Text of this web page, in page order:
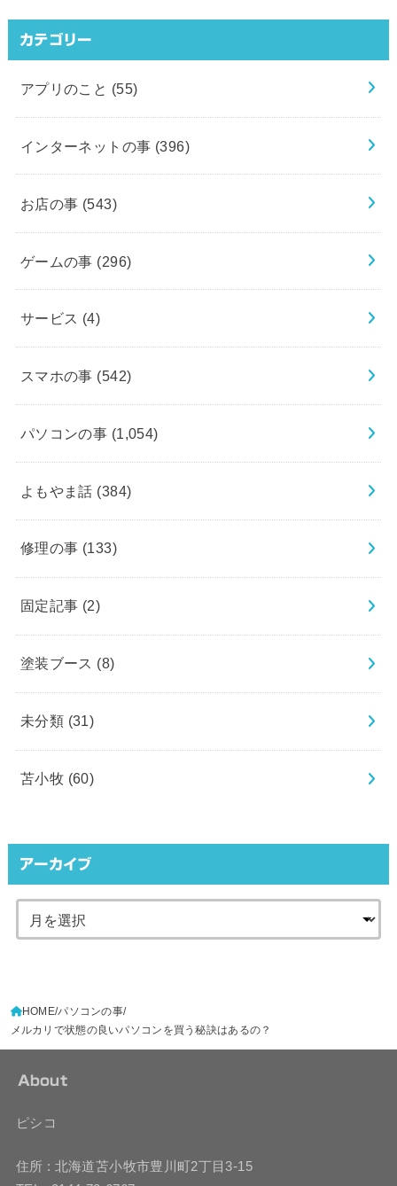
カテゴリー
アプリのこと (55)
インターネットの事 (396)
お店の事 (543)
ゲームの事 (296)
サービス (4)
スマホの事 (542)
パソコンの事 (1,054)
よもやま話 (384)
修理の事 (133)
固定記事 (2)
塗装ブース (8)
未分類 (31)
苫小牧 (60)
アーカイブ
HOME パソコンの事
メルカリで状態の良いパソコンを買う秘訣はあるの？
About
ピシコ
住所 : 北海道苫小牧市豊川町2丁目3-15